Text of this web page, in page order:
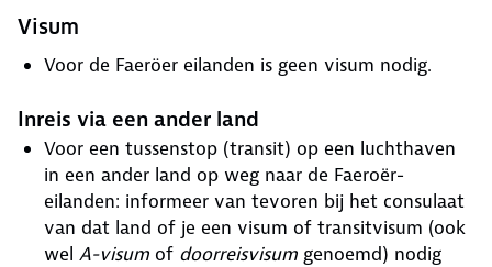
Visum
Voor de Faeröer eilanden is geen visum nodig.
Inreis via een ander land
Voor een tussenstop (transit) op een luchthaven
in een ander land op weg naar de Faeroër-
eilanden: informeer van tevoren bij het consulaat
van dat land of je een visum of transitvisum (ook
wel A-visum of doorreisvisum genoemd) nodig